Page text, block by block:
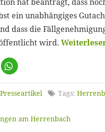
ein unabhängiges
dass die
wird.
Presseartikel Tags:
am Herrenbach